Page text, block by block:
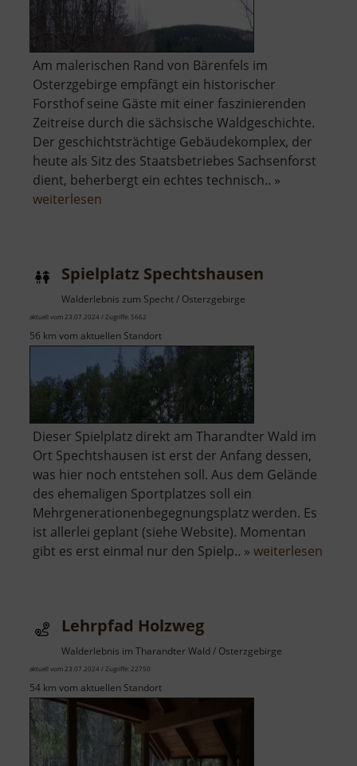
Am malerischen Rand von Bärenfels im
Osterzgebirge empfängt ein historischer
Forsthof seine Gäste mit einer faszinierenden
Zeitreise durch die sächsische Waldgeschichte.
Der geschichtsträchtige Gebäudekomplex, der
heute als Sitz des Staatsbetriebes Sachsenforst
dient, beherbergt ein echtes technisch.. »
weiterlesen
Arboretum
Spielplatz Spechtshausen
Walderlebnis zum Specht / Osterzgebirge
aktuell vom 23.07.2024 / Zugriffe: 5662
56 km vom aktuellen Standort
Dieser Spielplatz direkt am Tharandter Wald im
Ort Spechtshausen ist erst der Anfang dessen,
was hier noch entstehen soll. Aus dem Gelände
des ehemaligen Sportplatzes soll ein
Mehrgenerationenbegegnungsplatz werden. Es
ist allerlei geplant (siehe Website). Momentan
gibt es erst einmal nur den Spielp.. » weiterlesen
Lehrpfad Holzweg
Walderlebnis im Tharandter Wald / Osterzgebirge
aktuell vom 23.07.2024 / Zugriffe: 22750
54 km vom aktuellen Standort